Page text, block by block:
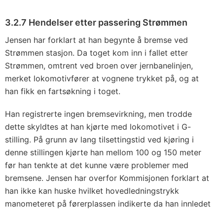
3.2.7 Hendelser etter passering Strømmen
Jensen har forklart at han begynte å bremse ved
Strømmen stasjon. Da toget kom inn i fallet etter
Strømmen, omtrent ved broen over jernbanelinjen,
merket lokomotivfører at vognene trykket på, og at
han fikk en fartsøkning i toget.
Han registrerte ingen bremsevirkning, men trodde
dette skyldtes at han kjørte med lokomotivet i G-
stilling. På grunn av lang tilsettingstid ved kjøring i
denne stillingen kjørte han mellom 100 og 150 meter
før han tenkte at det kunne være problemer med
bremsene. Jensen har overfor Kommisjonen forklart at
han ikke kan huske hvilket hovedledningstrykk
manometeret på førerplassen indikerte da han innledet